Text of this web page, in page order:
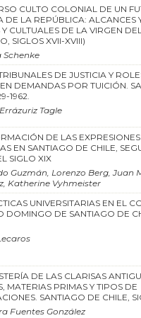
CULTO COLONIAL DE UN
DE LA REPÚBLICA: ALCANCES
Y CULTUALES DE LA VIRGEN
SIGLOS XVII-XVIII)
Schenke
DE JUSTICIA Y
DEMANDAS POR TUICIÓN.
1962.
Tagle
DE LAS
EN SANTIAGO DE CHILE,
SIGLO XIX
Guzmán, Lorenzo Berg, Juan
Katherine Vyhmeister
UNIVERSITARIAS EN EL
DOMINGO DE SANTIAGO DE
DE LAS CLARISAS
MATERIAS PRIMAS Y TIPOS DE
SANTIAGO DE CHILE,
Fuentes González